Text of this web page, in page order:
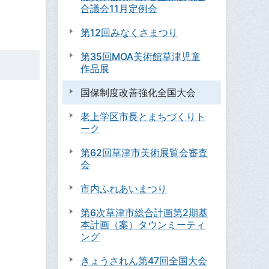
合議会11月定例会
第12回みなくさまつり
第35回MOA美術館草津児童
作品展
国保制度改善強化全国大会
老上学区市長とまちづくりト
ーク
第62回草津市美術展覧会審査
会
市内ふれあいまつり
第6次草津市総合計画第2期基
本計画（案）タウンミーティ
ング
きょうされん第47回全国大会